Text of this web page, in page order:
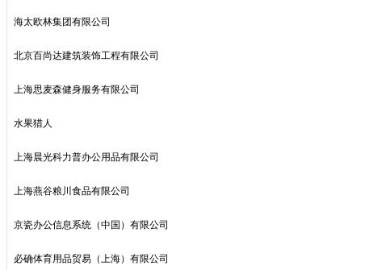
海太欧林集团有限公司
北京百尚达建筑装饰工程有限公司
上海思麦森健身服务有限公司
水果猎人
上海晨光科力普办公用品有限公司
上海燕谷粮川食品有限公司
京瓷办公信息系统（中国）有限公司
必确体育用品贸易（上海）有限公司